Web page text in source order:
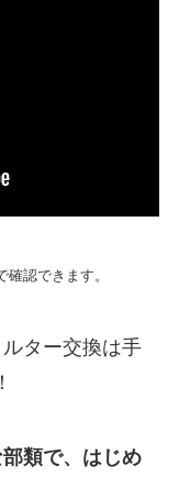
認できます。
ター交換は手
類で、はじめ